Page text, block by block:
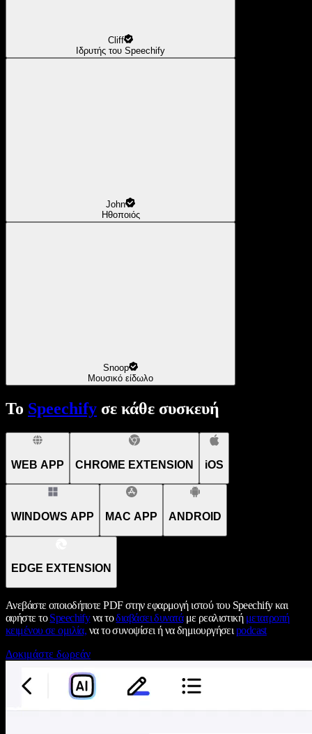
Cliff
Ιδρυτής του Speechify
John
Ηθοποιός
Snoop
Μουσικό είδωλο
Το Speechify σε κάθε συσκευή
WEB APP CHROME EXTENSION iOS
WINDOWS APP MAC APP ANDROID
EDGE EXTENSION
Ανεβάστε οποιοδήποτε PDF στην εφαρμογή ιστού του Speechify και
αφήστε τοSpeechifyνα τοδιαβάσει δυνατάμε ρεαλιστική μετατροπή
κειμένου σε ομιλία, να το συνοψίσει ή να δημιουργήσει podcast
Δοκιμάστε δωρεάν